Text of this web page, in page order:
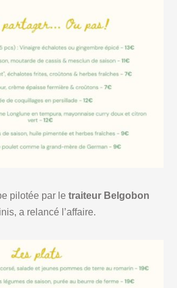
pilotée par letraiteur Belgobon
a relancé l’affaire.